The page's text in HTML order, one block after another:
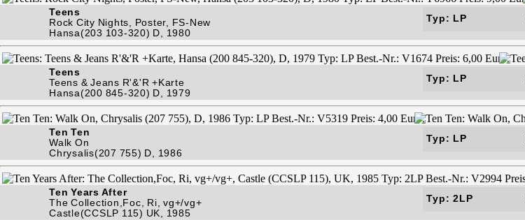
Teens
Rock City Nights, Poster, FS-New
Hansa(203 103-320) D, 1980
Typ: LP
Teens
Teens & Jeans R'&'R +Karte
Hansa(200 845-320) D, 1979
Typ: LP
Ten Ten
Walk On
Chrysalis(207 755) D, 1986
Typ: LP
Ten Years After
The Collection,Foc, Ri, vg+/vg+
Castle(CCSLP 115) UK, 1985
Typ: 2LP